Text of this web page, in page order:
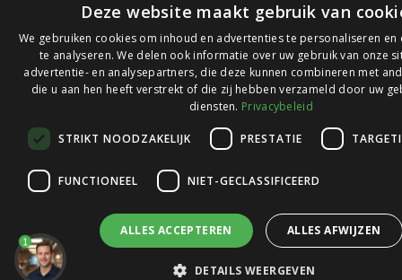
© 2026 Ledlichtdiscounter.nl
op
Webwinkelkeur
1
Deze website maakt gebruik van
We gebruiken cookies om inhoud en advertenties te personaliseren en
te analyseren. We delen ook informatie over uw gebruik van onze
advertentie- en analysepartners, die deze kunnen combineren met
die u aan hen heeft verstrekt of die zij hebben verzameld door uw
diensten. Privacybeleid
STRIKT NOODZAKELIJK PRESTATIE
FUNCTIONEEL NIET-GECLASSIFICEERD
ALLES ACCEPTEREN ALLES AFWIJZEN
DETAILS WEERGEVEN